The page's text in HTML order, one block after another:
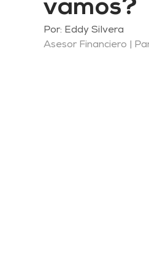
vamos?
Por: Eddy Silvera
Asesor Financiero |